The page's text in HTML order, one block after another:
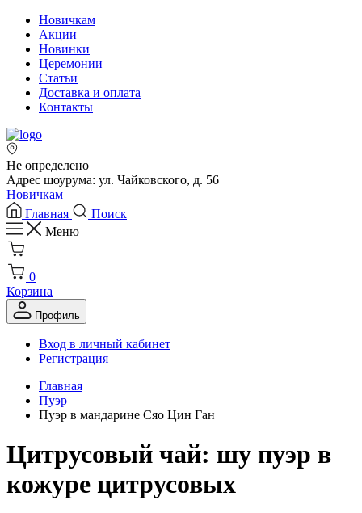
Новичкам
Акции
Новинки
Церемонии
Статьи
Доставка и оплата
Контакты
Не определено
Адрес шоурума: ул. Чайковского, д. 56
Новичкам
Главная
Поиск
Меню
0
Корзина
Профиль
Вход в личный кабинет
Регистрация
Главная
Пуэр
Пуэр в мандарине Сяо Цин Ган
Цитрусовый чай: шу пуэр в
кожуре цитрусовых